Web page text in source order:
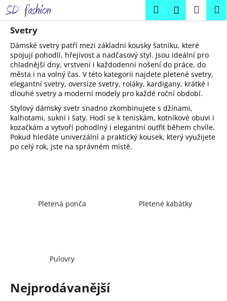
Přejít
na
obsah
HledatPřihlášení
Svetry
Dámské svetry patří mezi základní kousky šatníku, které
spojují pohodlí, hřejivost a nadčasový styl. Jsou ideální pro
chladnější dny, vrstvení i každodenní nošení do práce, do
města i na volný čas. V této kategorii najdete pletené svetry,
elegantní svetry, oversize svetry, roláky, kardigany, krátké i
dlouhé svetry a moderní modely pro každé roční období.
Stylový dámský svetr snadno zkombinujete s džínami,
kalhotami, sukní i šaty. Hodí se k teniskám, kotníkové obuvi i
kozačkám a vytvoří pohodlný i elegantní outfit během chvíle.
Pokud hledáte univerzální a praktický kousek, který využijete
po celý rok, jste na správném místě.
Pletená ponča Pletené kabátky
Pulovry
Nejprodávanější
K
o
C
o
p
o
t
ř
e
b
?